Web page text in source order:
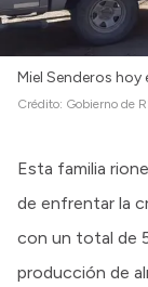
Miel Senderos
Crédito: Gobierno de
Esta familia
de enfrentar la
con un total de
producción de